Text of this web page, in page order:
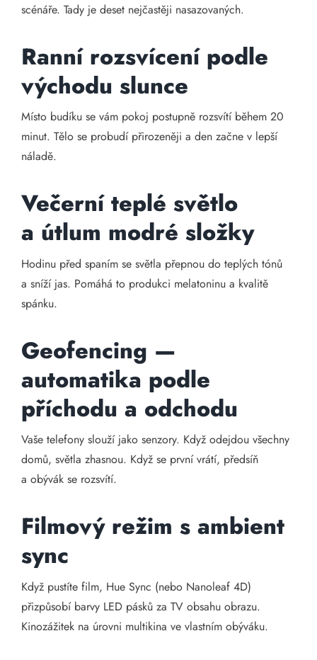
scénáře. Tady je deset nejčastěji nasazovaných.
Ranní rozsvícení podle
východu slunce
Místo budíku se vám pokoj postupně rozsvítí během 20
minut. Tělo se probudí přirozeněji a den začne v lepší
náladě.
Večerní teplé světlo
a útlum modré složky
Hodinu před spaním se světla přepnou do teplých tónů
a sníží jas. Pomáhá to produkci melatoninu a kvalitě
spánku.
Geofencing —
automatika podle
příchodu a odchodu
Vaše telefony slouží jako senzory. Když odejdou všechny
domů, světla zhasnou. Když se první vrátí, předsíň
a obývák se rozsvítí.
Filmový režim s ambient
sync
Když pustíte film, Hue Sync (nebo Nanoleaf 4D)
přizpůsobí barvy LED pásků za TV obsahu obrazu.
Kinozážitek na úrovni multikina ve vlastním obýváku.